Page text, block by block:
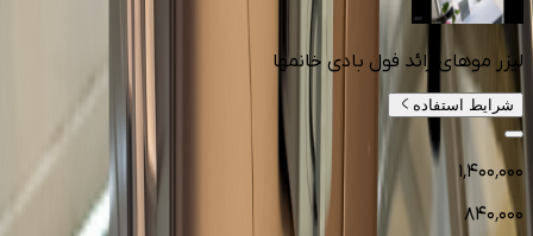
لیزر موهای زائد فول بادی خانمها
شرایط استفاده
۱٬۴۰۰٬۰۰۰
۸۴۰٬۰۰۰